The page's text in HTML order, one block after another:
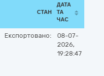
СТАН
ДАТА
ТА
ЧАС
Експортовано:
08-07-
2026,
19:28:47